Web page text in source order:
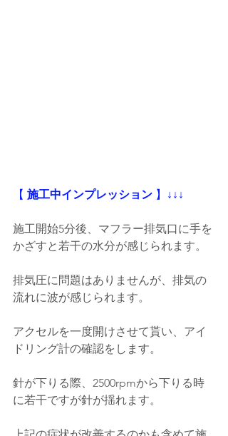
【 施工中インプレッション 】 ↓↓↓
施工開始5分後、マフラー排気口に手を
かざすと若干の水分が感じられます。
排気圧に問題はありませんが、排気の
流れに波が感じられます。
アクセルを一度開けさせて貰い、アイ
ドリング計の確認をします。
針が下りる際、2500rpmから下りる時
に若干ですが針が揺れます。